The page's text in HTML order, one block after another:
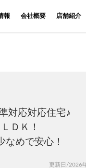
報 会社概要 店舗紹介
対応対応住宅♪
ＤＫ！
めで安心！
更新日/2026